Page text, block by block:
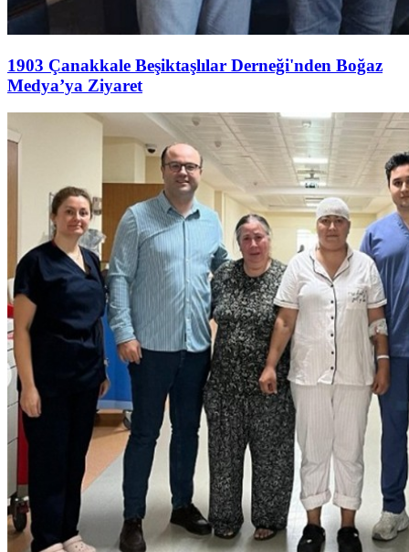
1903 Çanakkale Beşiktaşlılar Derneği'nden Boğaz
Medya’ya Ziyaret